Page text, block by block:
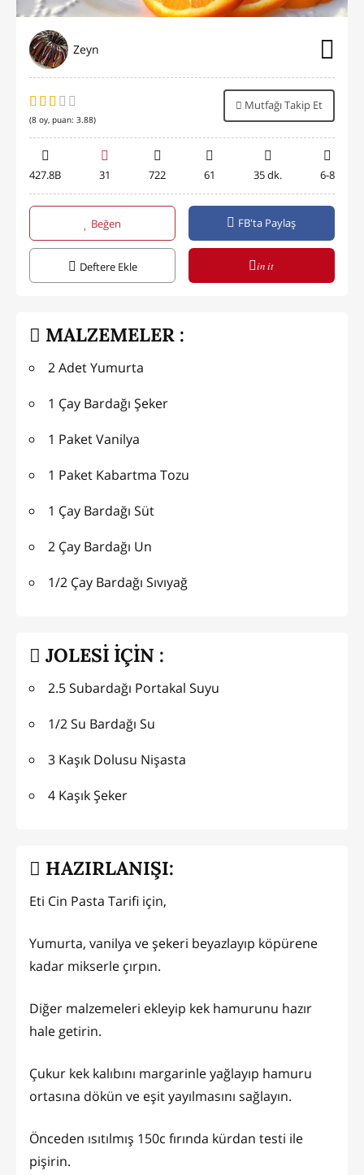
Zeyn
(8 oy, puan: 3.88)
Mutfağı Takip Et
427.8B 31 722 61 35 dk. 6-8
Beğen FB'ta Paylaş
Deftere Ekle in it
MALZEMELER :
2 Adet Yumurta
1 Çay Bardağı Şeker
1 Paket Vanilya
1 Paket Kabartma Tozu
1 Çay Bardağı Süt
2 Çay Bardağı Un
1/2 Çay Bardağı Sıvıyağ
JOLESİ İÇİN :
2.5 Subardağı Portakal Suyu
1/2 Su Bardağı Su
3 Kaşık Dolusu Nişasta
4 Kaşık Şeker
HAZIRLANIŞI:
Eti Cin Pasta Tarifi için,
Yumurta, vanilya ve şekeri beyazlayıp köpürene
kadar mikserle çırpın.
Diğer malzemeleri ekleyip kek hamurunu hazır
hale getirin.
Çukur kek kalıbını margarinle yağlayıp hamuru
ortasına dökün ve eşit yayılmasını sağlayın.
Önceden ısıtılmış 150c fırında kürdan testi ile
pişirin.